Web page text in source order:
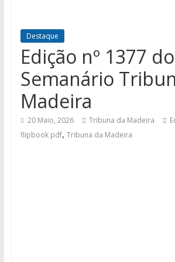
Destaque
Edição nº 1377 do
Semanário
Madeira
20 Maio, 2026 Tribuna da Madeira
flipbook pdf, Tribuna da Madeira